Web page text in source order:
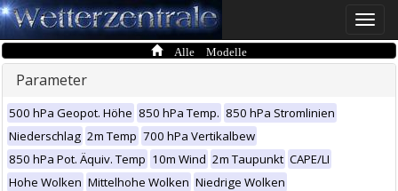
Toggle
Alle Modelle
Parameter
500 hPa Geopot. Höhe 850 hPa Temp. 850 hPa Stromlinien
Niederschlag 2m Temp 700 hPa Vertikalbew
850 hPa Pot. Äquiv. Temp 10m Wind 2m Taupunkt CAPE/LI
Hohe Wolken Mittelhohe Wolken Niedrige Wolken